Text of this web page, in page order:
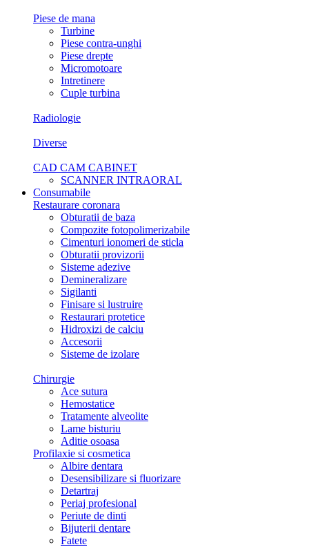
Piese de mana
Turbine
Piese contra-unghi
Piese drepte
Micromotoare
Intretinere
Cuple turbina
Radiologie
Diverse
CAD CAM CABINET
SCANNER INTRAORAL
Consumabile
Restaurare coronara
Obturatii de baza
Compozite fotopolimerizabile
Cimenturi ionomeri de sticla
Obturatii provizorii
Sisteme adezive
Demineralizare
Sigilanti
Finisare si lustruire
Restaurari protetice
Hidroxizi de calciu
Accesorii
Sisteme de izolare
Chirurgie
Ace sutura
Hemostatice
Tratamente alveolite
Lame bisturiu
Aditie osoasa
Profilaxie si cosmetica
Albire dentara
Desensibilizare si fluorizare
Detartraj
Periaj profesional
Periute de dinti
Bijuterii dentare
Fatete